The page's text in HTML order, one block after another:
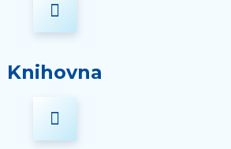
Knihovna